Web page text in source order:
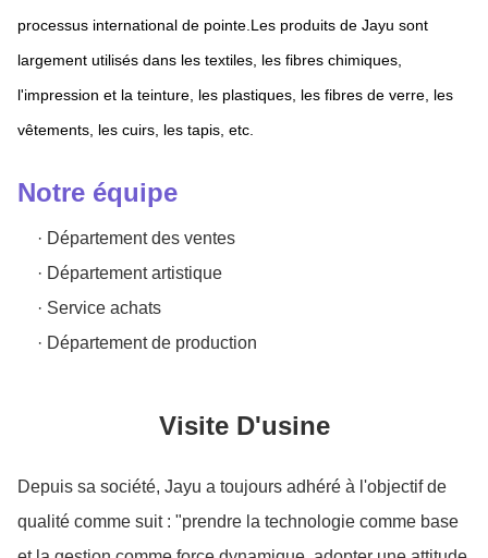
processus international de pointe.Les produits de Jayu sont
largement utilisés dans les textiles, les fibres chimiques,
l'impression et la teinture, les plastiques, les fibres de verre, les
vêtements, les cuirs, les tapis, etc.
Notre équipe
· Département des ventes
· Département artistique
· Service achats
· Département de production
Visite D'usine
Depuis sa société, Jayu a toujours adhéré à l'objectif de
qualité comme suit : "prendre la technologie comme base